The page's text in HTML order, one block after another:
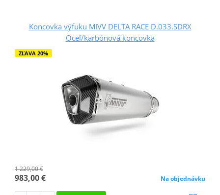
Koncovka výfuku MIVV DELTA RACE D.033.SDRX
Oceľ/karbónová koncovka
ZĽAVA 20%
1 229,00 €
983,00 € Na objednávku